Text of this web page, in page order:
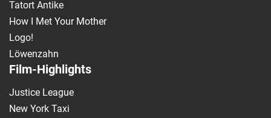
Tatort Antike
How I Met Your Mother
Logo!
Löwenzahn
Film-Highlights
Justice League
New York Taxi